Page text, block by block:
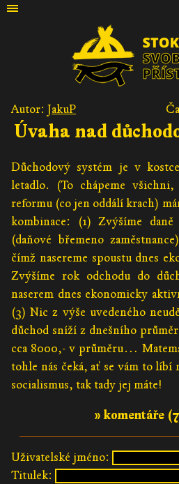
Autor: JakuP
Úvaha nad
Důchodový systém je v
letadlo. (To chápeme
reformu (co jen oddálí krach)
kombinace: (1) Zvýšíme
(daňové břemeno
čímž nasereme spoustu dnes
Zvýšíme rok odchodu do
naserem dnes ekonomicky
(3) Nic z výše uvedeného
důchod sníží z dnešního
cca 8000,- v průměru…
tohle nás čeká, ať se vám to
socialismus, tak tady jej máte!
» komentáře
Uživatelské jméno:
Titulek: